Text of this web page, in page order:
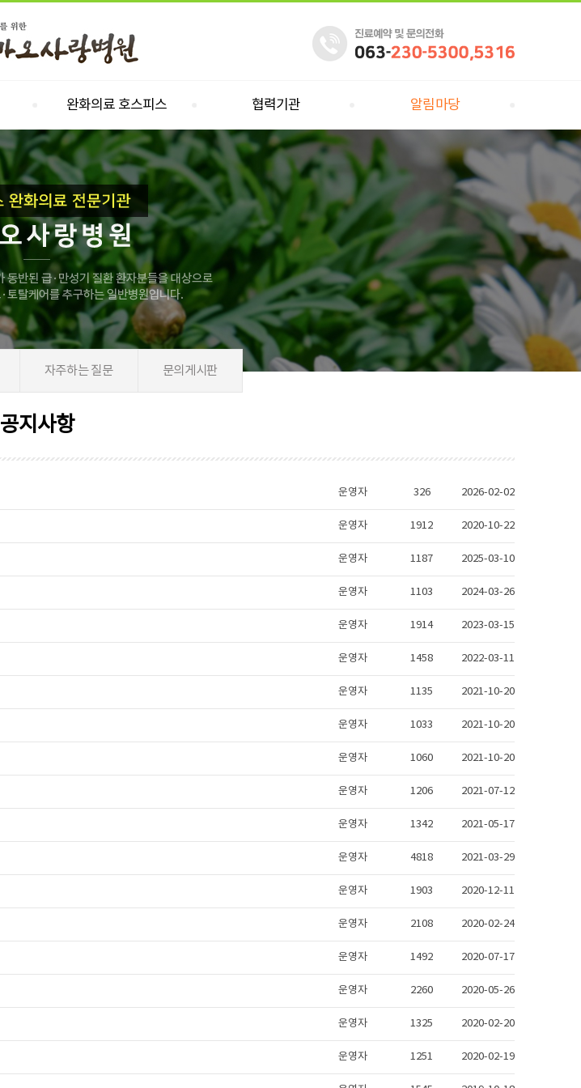
완화의료 호스피스 협력기관 알림마당
자주하는 질문 문의게시판
공지사항
2026-02-02
326
운영자
2020-10-22
1912
운영자
2025-03-10
1187
운영자
2024-03-26
1103
운영자
2023-03-15
1914
운영자
2022-03-11
1458
운영자
2021-10-20
1135
운영자
2021-10-20
1033
운영자
2021-10-20
1060
운영자
2021-07-12
1206
운영자
2021-05-17
1342
운영자
2021-03-29
4818
운영자
2020-12-11
1903
운영자
2020-02-24
2108
운영자
2020-07-17
1492
운영자
2020-05-26
2260
운영자
2020-02-20
1325
운영자
2020-02-19
1251
운영자